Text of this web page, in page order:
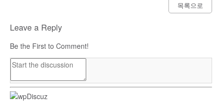
목록으로
Leave a Reply
Be the First to Comment!